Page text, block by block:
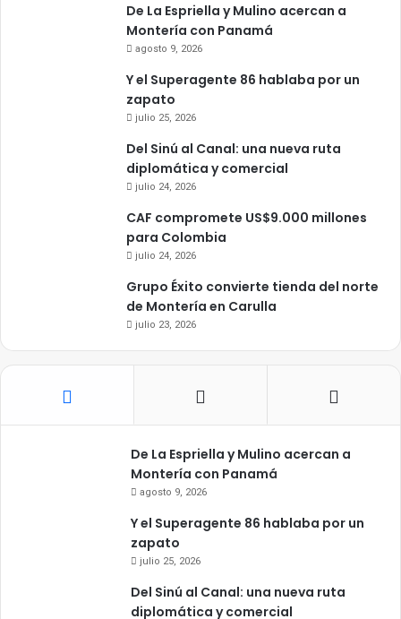
De La Espriella y Mulino acercan a
Montería con Panamá
agosto 9, 2026
Y el Superagente 86 hablaba por un
zapato
julio 25, 2026
Del Sinú al Canal: una nueva ruta
diplomática y comercial
julio 24, 2026
CAF compromete US$9.000 millones
para Colombia
julio 24, 2026
Grupo Éxito convierte tienda del norte
de Montería en Carulla
julio 23, 2026
De La Espriella y Mulino acercan a
Montería con Panamá
agosto 9, 2026
Y el Superagente 86 hablaba por un
zapato
julio 25, 2026
Del Sinú al Canal: una nueva ruta
diplomática y comercial